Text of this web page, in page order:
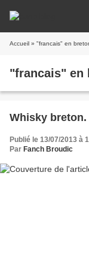
Accueil » "francais" en
"francais" en
Whisky
Publié le 13/07/2013 à
Par Fanch Broudic